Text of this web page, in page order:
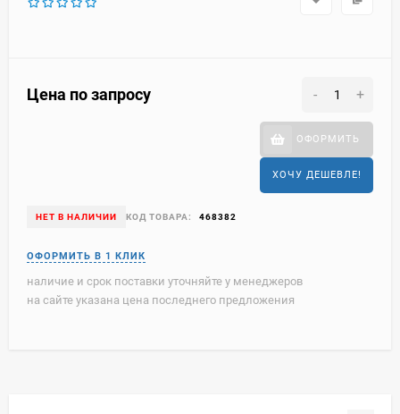
Цена по запросу - +
ОФОРМИТЬ
ХОЧУ ДЕШЕВЛЕ!
НЕТ В НАЛИЧИИ КОД ТОВАРА: 468382
наличие и срок поставки уточняйте у менеджеров
на сайте указана цена последнего предложения